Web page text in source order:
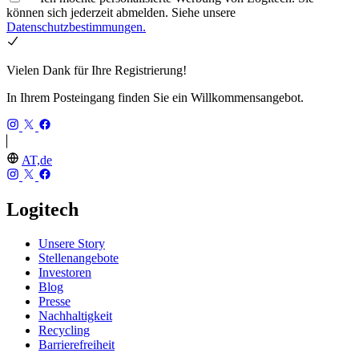
können sich jederzeit abmelden. Siehe unsere
Datenschutzbestimmungen.
Vielen Dank für Ihre Registrierung!
In Ihrem Posteingang finden Sie ein Willkommensangebot.
AT,de
Logitech
Unsere Story
Stellenangebote
Investoren
Blog
Presse
Nachhaltigkeit
Recycling
Barrierefreiheit